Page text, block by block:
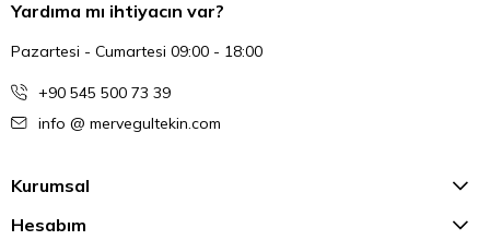
Yardıma mı ihtiyacın var?
Pazartesi - Cumartesi 09:00 - 18:00
+90 545 500 73 39
info @ mervegultekin.com
Kurumsal
Hesabım